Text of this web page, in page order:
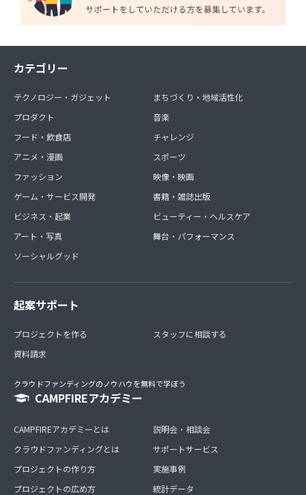
カテゴリー
テクノロジー・ガジェット
プロダクト
フード・飲食店
アニメ・漫画
ファッション
ゲーム・サービス開発
ビジネス・起業
アート・写真
ソーシャルグッド
まちづくり・地域活性化
音楽
チャレンジ
スポーツ
映像・映画
書籍・雑誌出版
ビューティー・ヘルスケア
舞台・パフォーマンス
起案サポート
プロジェクトを作る
資料請求
スタッフに相談する
クラウドファンディングのノウハウを無料で学ぼう
CAMPFIREアカデミー
CAMPFIREアカデミーとは
クラウドファンディングとは
プロジェクトの作り方
プロジェクトの広め方
説明会・相談会
サポートサービス
実施事例
統計データ